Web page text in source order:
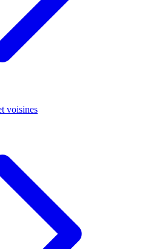
voisines